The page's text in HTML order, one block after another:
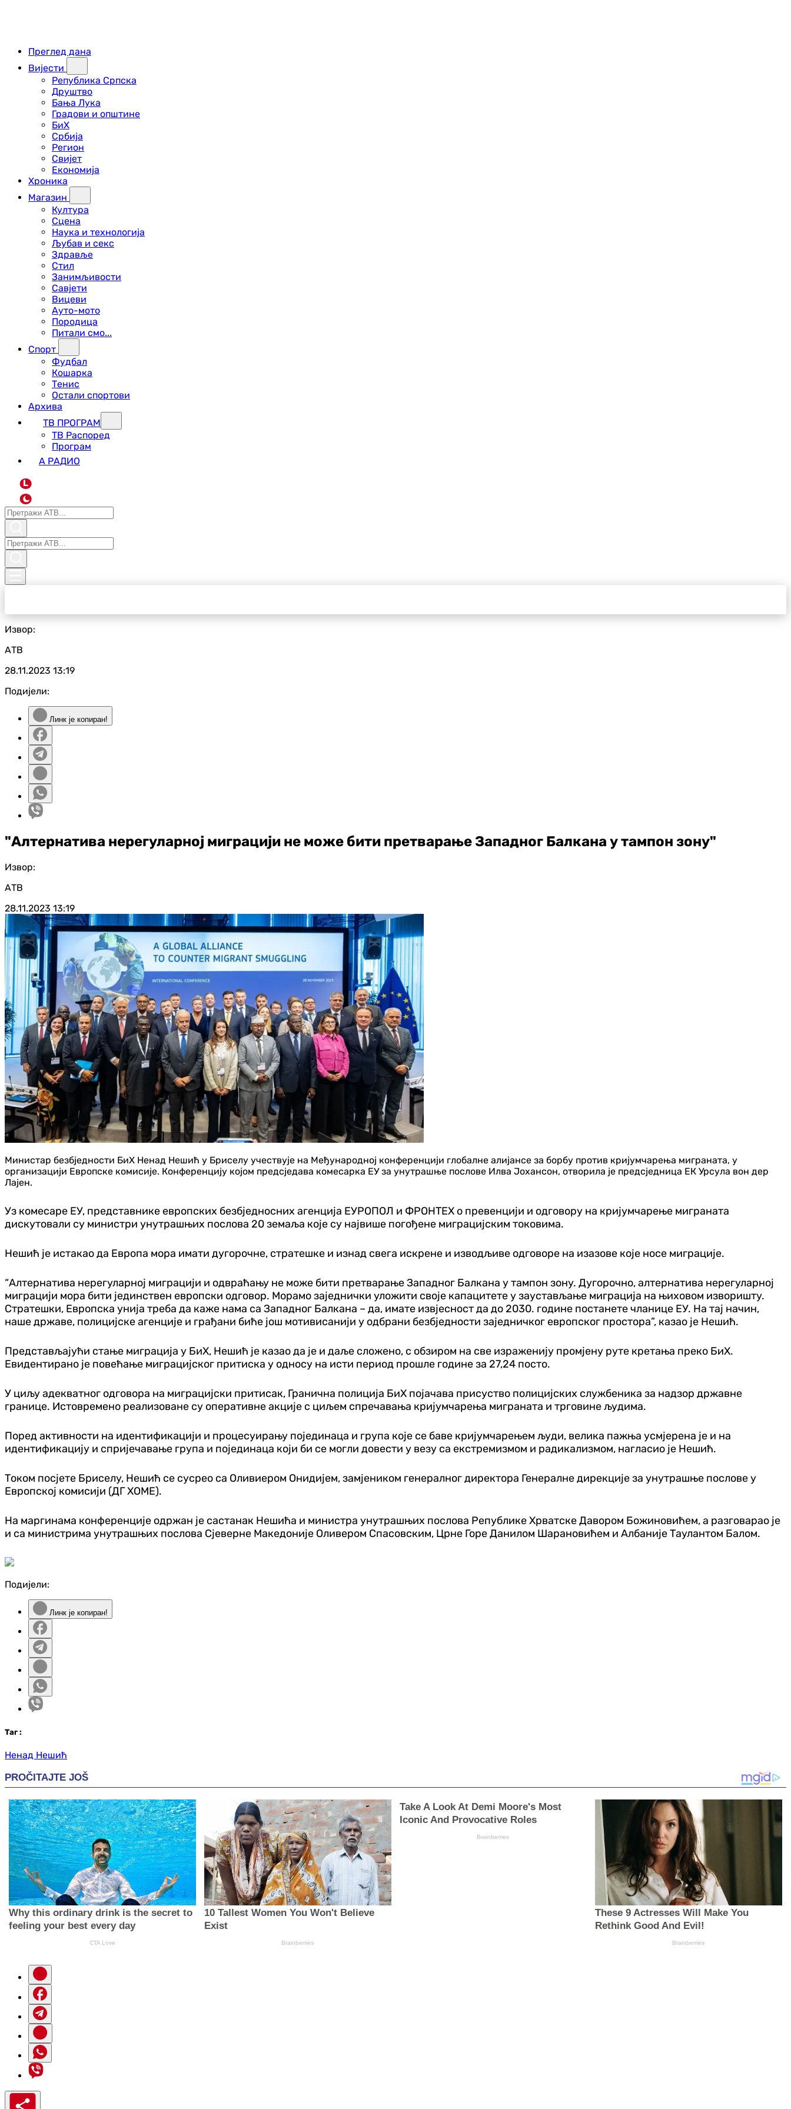
Преглед дана
Вијести
Република Српска
Друштво
Бања Лука
Градови и општине
БиХ
Србија
Регион
Свијет
Економија
Хроника
Магазин
Култура
Сцена
Наука и технологија
Љубав и секс
Здравље
Стил
Занимљивости
Савјети
Вицеви
Ауто-мото
Породица
Питали смо...
Спорт
Фудбал
Кошарка
Тенис
Остали спортови
Архива
ТВ ПРОГРАМ
ТВ Распоред
Програм
А РАДИО
L
Извор:
АТВ
28.11.2023 13:19
Подијели:
Линк је копиран!
"Алтернатива нерегуларној миграцији не може бити претварање Западног Балкана у тампон зону"
Извор:
АТВ
28.11.2023 13:19
Министар безбједности БиХ Ненад Нешић у Бриселу учествује на Међународној конференцији глобалне алијансе за борбу против кријумчарења миграната, у
организацији Европске комисије. Конференцију којом предсједава комесарка ЕУ за унутрашње послове Илва Јохансон, отворила је предсједница ЕК Урсула вон дер
Лајен.
Уз комесаре ЕУ, представнике европских безбједносних агенција ЕУРОПОЛ и ФРОНТЕX о превенцији и одговору на кријумчарење миграната
дискутовали су министри унутрашњих послова 20 земаља које су највише погођене миграцијским токовима.
Нешић је истакао да Европа мора имати дугорочне, стратешке и изнад свега искрене и изводљиве одговоре на изазове које носе миграције.
“Алтернатива нерегуларној миграцији и одвраћању не може бити претварање Западног Балкана у тампон зону. Дугорочно, алтернатива нерегуларној
миграцији мора бити јединствен европски одговор. Морамо заједнички уложити своје капацитете у заустављање миграција на њиховом изворишту.
Стратешки, Европска унија треба да каже нама са Западног Балкана – да, имате извјесност да до 2030. године постанете чланице ЕУ. На тај начин,
наше државе, полицијске агенције и грађани биће још мотивисанији у одбрани безбједности заједничког европског простора”, казао је Нешић.
Представљајући стање миграција у БиХ, Нешић је казао да је и даље сложено, с обзиром на све израженију промјену руте кретања преко БиХ.
Евидентирано је повећање миграцијског притиска у односу на исти период прошле године за 27,24 посто.
У циљу адекватног одговора на миграцијски притисак, Гранична полиција БиХ појачава присуство полицијских службеника за надзор државне
границе. Истовремено реализоване су оперативне акције с циљем спречавања кријумчарења миграната и трговине људима.
Поред активности на идентификацији и процесуирању појединаца и група које се баве кријумчарењем људи, велика пажња усмјерена је и на
идентификацију и спријечавање група и појединаца који би се могли довести у везу са екстремизмом и радикализмом, нагласио је Нешић.
Током посјете Бриселу, Нешић се сусрео са Оливиером Онидијем, замјеником генералногдиректора Генералне дирекције за унутрашње послове у
Европској комисији (ДГ ХОМЕ).
На маргинама конференције одржан је састанак Нешића и министра унутрашњих послова Републике Хрватске Давором Божиновићем, а разговарао је
и са министрима унутрашњих послова Сјеверне Македоније Оливером Спасовским, Црне Горе Данилом Шарановићем и Албаније Таулантом Балом.
Подијели:
Линк је копиран!
Таг :
Ненад Нешић